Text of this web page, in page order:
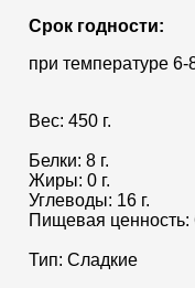
Срок годности:
при температуре 6-
Вес: 450 г.
Белки: 8 г.
Жиры: 0 г.
Углеводы: 16 г.
Пищевая ценность:
Тип: Сладкие